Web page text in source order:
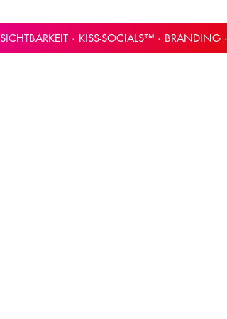
SICHTBARKEIT · KISS-SOCIALS™ ·